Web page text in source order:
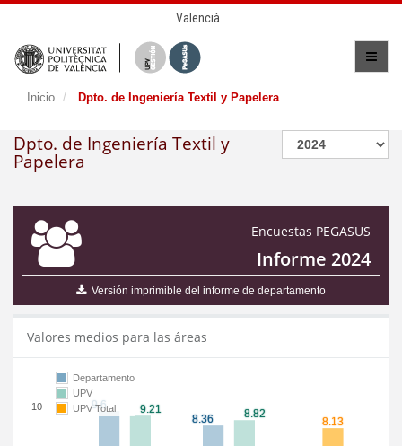
Valencià
Inicio Dpto. de Ingeniería Textil y Papelera
Dpto. de Ingeniería Textil y
Papelera
Encuestas PEGASUS
Informe 2024
Versión imprimible del informe de departamento
Valores medios para las áreas
10
Departamento
UPV
UPV Total